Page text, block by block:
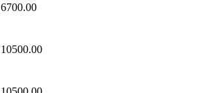
6700.00
10500.00